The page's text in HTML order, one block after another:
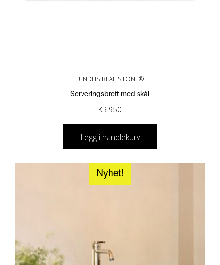
LUNDHS REAL STONE®
Serveringsbrett med skål
KR950
Legg i handlekurv
Nyhet!